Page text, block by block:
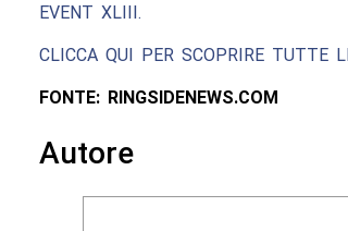
EVENT XLIII.
CLICCA QUI PER SCOPRIRE TUTTE
FONTE: RINGSIDENEWS.COM
Autore